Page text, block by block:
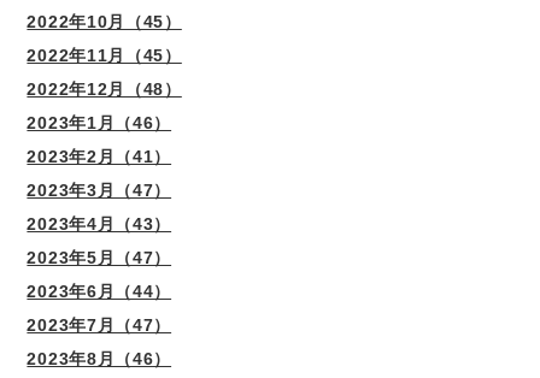
2022年10月（45）
2022年11月（45）
2022年12月（48）
2023年1月（46）
2023年2月（41）
2023年3月（47）
2023年4月（43）
2023年5月（47）
2023年6月（44）
2023年7月（47）
2023年8月（46）